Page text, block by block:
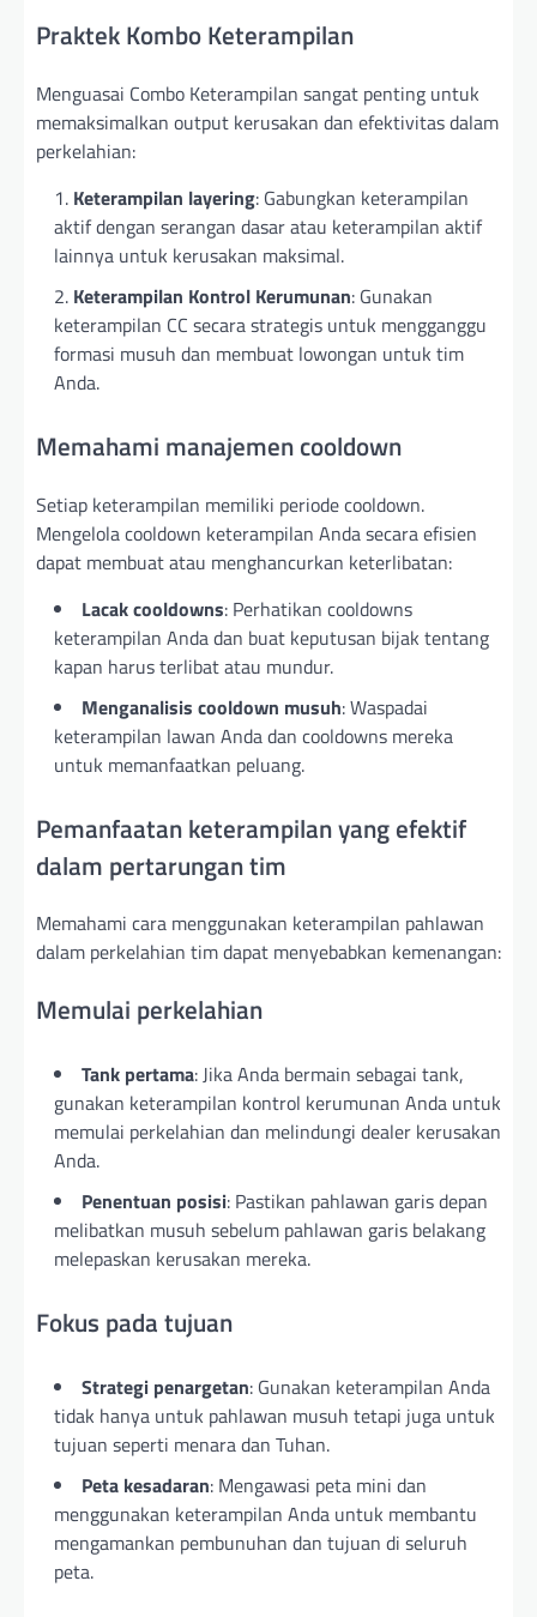
Praktek Kombo Keterampilan
Menguasai Combo Keterampilan sangat penting untuk
memaksimalkan output kerusakan dan efektivitas dalam
perkelahian:
Keterampilan layering: Gabungkan keterampilan
aktif dengan serangan dasar atau keterampilan aktif
lainnya untuk kerusakan maksimal.
Keterampilan Kontrol Kerumunan: Gunakan
keterampilan CC secara strategis untuk mengganggu
formasi musuh dan membuat lowongan untuk tim
Anda.
Memahami manajemen cooldown
Setiap keterampilan memiliki periode cooldown.
Mengelola cooldown keterampilan Anda secara efisien
dapat membuat atau menghancurkan keterlibatan:
Lacak cooldowns: Perhatikan cooldowns
keterampilan Anda dan buat keputusan bijak tentang
kapan harus terlibat atau mundur.
Menganalisis cooldown musuh: Waspadai
keterampilan lawan Anda dan cooldowns mereka
untuk memanfaatkan peluang.
Pemanfaatan keterampilan yang efektif
dalam pertarungan tim
Memahami cara menggunakan keterampilan pahlawan
dalam perkelahian tim dapat menyebabkan kemenangan:
Memulai perkelahian
Tank pertama: Jika Anda bermain sebagai tank,
gunakan keterampilan kontrol kerumunan Anda untuk
memulai perkelahian dan melindungi dealer kerusakan
Anda.
Penentuan posisi: Pastikan pahlawan garis depan
melibatkan musuh sebelum pahlawan garis belakang
melepaskan kerusakan mereka.
Fokus pada tujuan
Strategi penargetan: Gunakan keterampilan Anda
tidak hanya untuk pahlawan musuh tetapi juga untuk
tujuan seperti menara dan Tuhan.
Peta kesadaran: Mengawasi peta mini dan
menggunakan keterampilan Anda untuk membantu
mengamankan pembunuhan dan tujuan di seluruh
peta.